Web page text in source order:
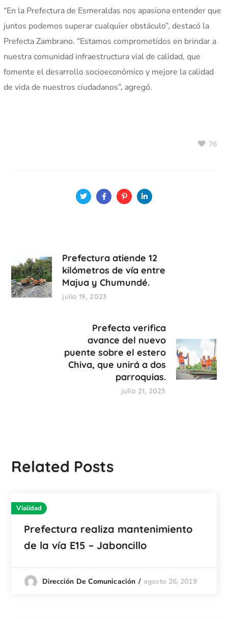
“En la Prefectura de Esmeraldas nos apasiona entender que
juntos podemos superar cualquier obstáculo”, destacó la
Prefecta Zambrano. “Estamos comprometidos en brindar a
nuestra comunidad infraestructura vial de calidad, que
fomente el desarrollo socioeconómico y mejore la calidad
de vida de nuestros ciudadanos”, agregó.
76
Prefectura atiende 12
kilómetros de vía entre
Majua y Chumundé.
julio 19, 2023
Prefecta verifica
avance del nuevo
puente sobre el estero
Chiva, que unirá a dos
parroquias.
julio 21, 2023
Related Posts
Vialidad
Prefectura realiza mantenimiento
de la vía E15 – Jaboncillo
Dirección De Comunicación agosto 26, 2019